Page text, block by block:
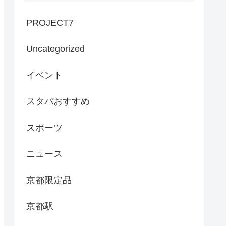
PROJECT7
Uncategorized
イベント
スタバおすすめ
スポーツ
ニュース
京都限定品
京都駅